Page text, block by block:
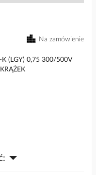
Na zamówienie
(LGY) 0,75 300/500V